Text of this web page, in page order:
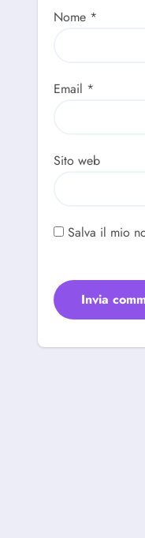
Nome *
Email *
Sito web
Salva il mio